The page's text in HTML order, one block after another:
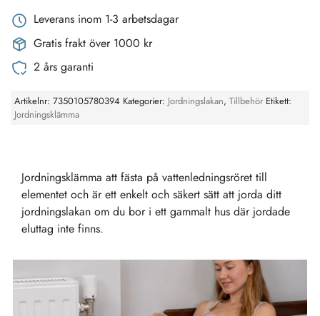
Leverans inom 1-3 arbetsdagar
Gratis frakt över 1000 kr
2 års garanti
Artikelnr: 7350105780394 Kategorier: Jordningslakan, Tillbehör Etikett:
Jordningsklämma
Jordningsklämma att fästa på vattenledningsröret till
elementet och är ett enkelt och säkert sätt att jorda ditt
jordningslakan om du bor i ett gammalt hus där jordade
eluttag inte finns.